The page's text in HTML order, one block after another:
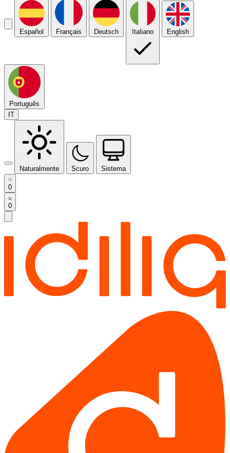
Español Français Deutsch Italiano English
Português
IT
Naturalmente Scuro Sistema
0
0